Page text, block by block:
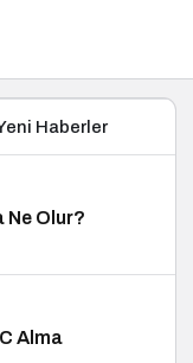
Haberler
Olur?
Alma